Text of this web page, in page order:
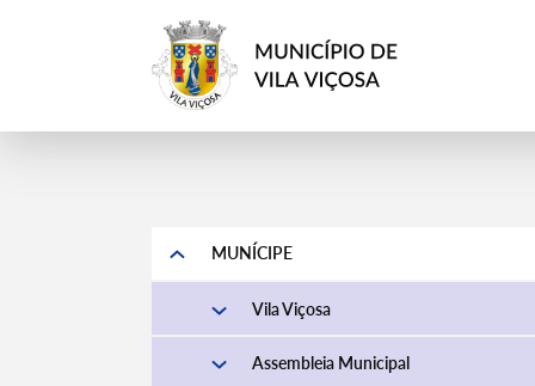
MUNÍCIPE
Vila Viçosa
Assembleia Municipal